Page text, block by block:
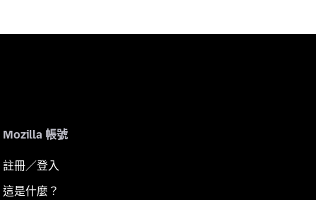
Mozilla 帳號
註冊／登入
這是什麼？